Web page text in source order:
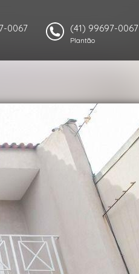
0067 (41) 99697-0067
Plantão